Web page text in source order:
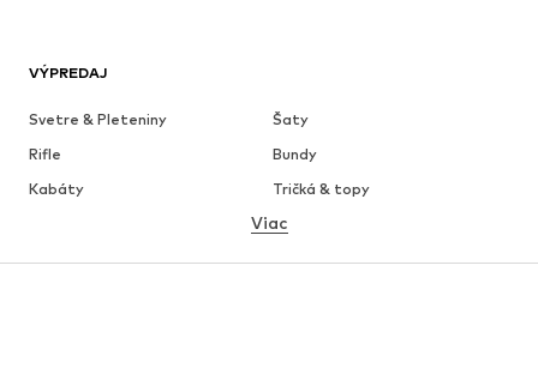
VÝPREDAJ
Svetre & Pleteniny
Šaty
Rifle
Bundy
Kabáty
Tričká & topy
Bielizeň
Viac